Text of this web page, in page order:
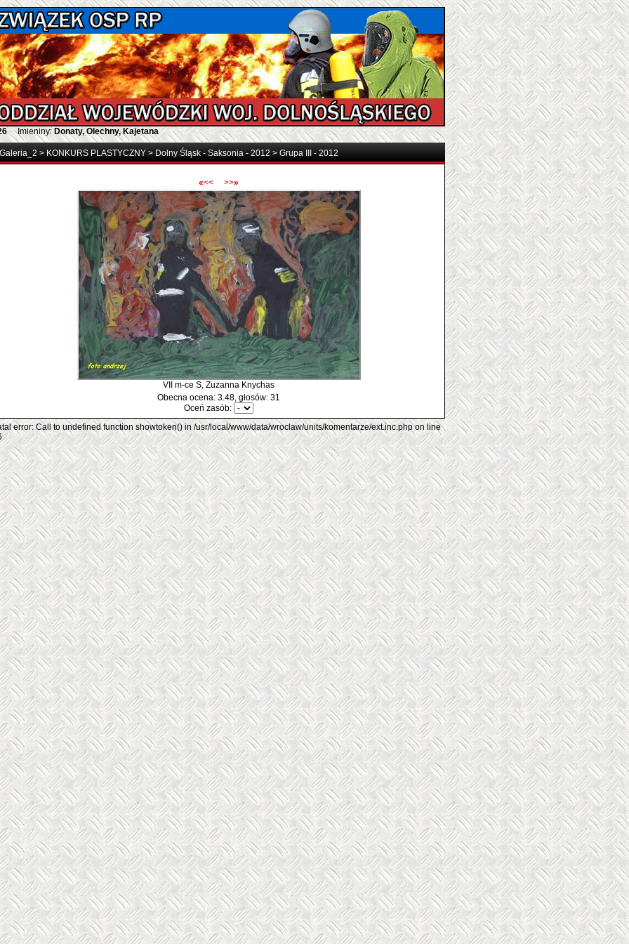
Imieniny: Donaty, Olechny, Kajetana
Galeria_2 > KONKURS PLASTYCZNY > Dolny Śląsk - Saksonia - 2012 > Grupa III - 2012
«<< >>»
VII m-ce S, Zuzanna Knychas
Obecna ocena: 3.48, głosów: 31
Oceń zasób:
error: Call to undefined function showtoken() in /usr/local/www/data/wroclaw/units/komentarze/ext.inc.php on line